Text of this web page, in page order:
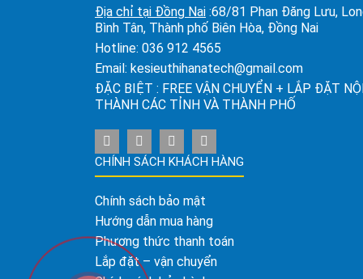
Địa chỉ tại Đồng Nai :68/81 Phan Đăng Lưu,
Bình Tân, Thành phố Biên Hòa, Đồng Nai
Hotline: 036 912 4565
Email: kesieuthihanatech@gmail.com
ĐẶC BIỆT : FREE VẬN CHUYỂN + LẮP ĐẶT
THÀNH CÁC TỈNH VÀ THÀNH PHỐ
CHÍNH SÁCH KHÁCH HÀNG
Chính sách bảo mật
Hướng dẫn mua hàng
Phương thức thanh toán
Lắp đặt – vận chuyển